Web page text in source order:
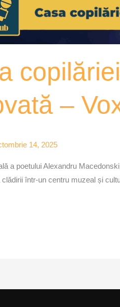
–
14, 2025
a poetului Alexandru
într-un centru muzeal și